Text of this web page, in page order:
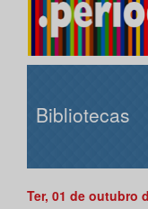
Bibliotecas
Ter, 01 de outubro